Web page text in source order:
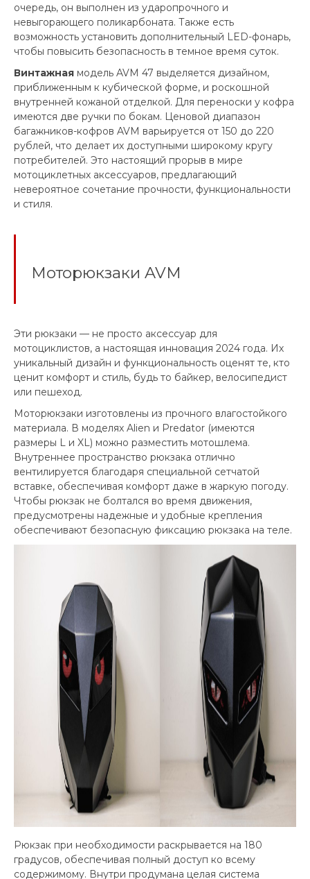
очередь, он выполнен из ударопрочного и
невыгорающего поликарбоната. Также есть
возможность установить дополнительный LED-фонарь,
чтобы повысить безопасность в темное время суток.
Винтажная модель AVM 47 выделяется дизайном,
приближенным к кубической форме, и роскошной
внутренней кожаной отделкой. Для переноски у кофра
имеются две ручки по бокам. Ценовой диапазон
багажников-кофров AVM варьируется от 150 до 220
рублей, что делает их доступными широкому кругу
потребителей. Это настоящий прорыв в мире
мотоциклетных аксессуаров, предлагающий
невероятное сочетание прочности, функциональности
и стиля.
Моторюкзаки AVM
Эти рюкзаки — не просто аксессуар для
мотоциклистов, а настоящая инновация 2024 года. Их
уникальный дизайн и функциональность оценят те, кто
ценит комфорт и стиль, будь то байкер, велосипедист
или пешеход.
Моторюкзаки изготовлены из прочного влагостойкого
материала. В моделях Alien и Predator (имеются
размеры L и XL) можно разместить мотошлема.
Внутреннее пространство рюкзака отлично
вентилируется благодаря специальной сетчатой
вставке, обеспечивая комфорт даже в жаркую погоду.
Чтобы рюкзак не болтался во время движения,
предусмотрены надежные и удобные крепления
обеспечивают безопасную фиксацию рюкзака на теле.
Рюкзак при необходимости раскрывается на 180
градусов, обеспечивая полный доступ ко всему
содержимому. Внутри продумана целая система